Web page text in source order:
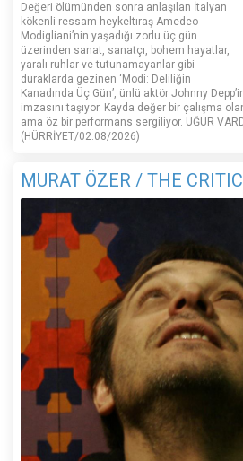
Değeri ölümünden sonra anlaşılan İtalyan
kökenli ressam-heykeltıraş Amedeo
Modigliani’nin yaşadığı zorlu üç gün
üzerinden sanat, sanatçı, bohem hayatlar,
yaralı ruhlar ve tutunamayanlar gibi
duraklarda gezinen ‘Modi: Deliliğin
Kanadında Üç Gün’, ünlü aktör Johnny
imzasını taşıyor. Kayda değer bir çalışma
ama öz bir performans sergiliyor. UĞUR
(HÜRRİYET/02.08/2026)
MURAT ÖZER / THE CRITIC